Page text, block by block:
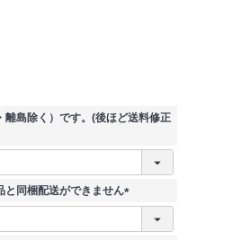
離島除く）です。(後ほど送料修正
と同梱配送ができません
(